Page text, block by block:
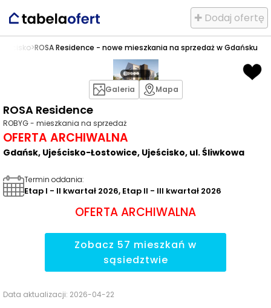
✚ Dodaj ofertę
>ROSA Residence - nowe mieszkania na sprzedaż w Gdańsku
ROSA Residence
ROBYG - mieszkania na sprzedaż
OFERTA ARCHIWALNA
Gdańsk, Ujeścisko-Łostowice, Ujeścisko, ul. Śliwkowa
Galeria Mapa
Termin oddania:
Etap I - II kwartał 2026, Etap II - III kwartał 2026
OFERTA ARCHIWALNA
Zobacz 57 mieszkań w
sąsiedztwie
Data aktualizacji: 2026-04-22